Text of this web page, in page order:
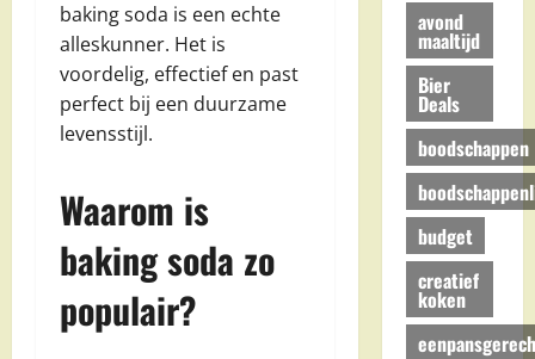
baking soda is een echte
alleskunner. Het is
voordelig, effectief en past
perfect bij een duurzame
levensstijl.
Waarom is
baking soda zo
populair?
avond
maaltijd
Bier
Deals
boodschappen
budget
creatief
koken